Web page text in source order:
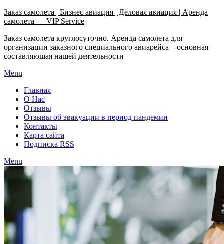
Заказ самолета | Бизнес авиация | Деловая авиация | Аренда
самолета — VIP Service
Заказ самолета круглосуточно. Аренда самолета для
организации заказного специального авиарейса – основная
составляющая нашей деятельности
Menu
Главная
О Нас
Отзывы
Отзывы об эвакуации в период пандемии
Контакты
Карта сайта
Подписка RSS
Menu